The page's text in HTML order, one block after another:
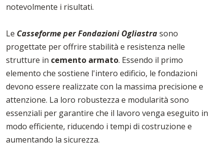
notevolmente i risultati.
Le Casseforme per Fondazioni Ogliastrasono
progettate per offrire stabilità e resistenza nelle
strutture in cemento armato. Essendo il primo
elemento che sostiene l'intero edificio, le fondazioni
devono essere realizzate con la massima precisione e
attenzione. La loro robustezza e modularità sono
essenziali per garantire che il lavoro venga eseguito in
modo efficiente, riducendo i tempi di costruzione e
aumentando la sicurezza.